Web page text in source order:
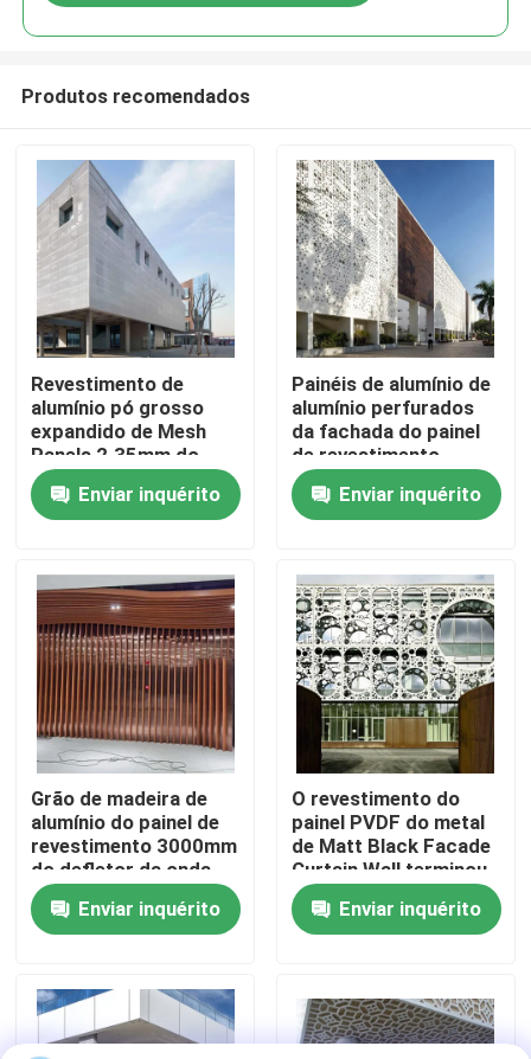
Produtos
Vídeos
Sobre Nós
Visita à fábrica
Controle de Qualidade
Contacte-nos
Notícias
Solicite uma cotação
Produtos recomendados
Revestimento de
alumínio pó grosso
expandido de Mesh
Panels 2.35mm do
metal revestido
Enviar inquérito
Painéis de alumínio de
alumínio perfurados
da fachada do painel
de revestimento
300x1200mm
Enviar inquérito
Grão de madeira de
alumínio do painel de
revestimento 3000mm
do defletor da onda
terminada
Enviar inquérito
O revestimento do
painel PVDF do metal
de Matt Black Facade
Curtain Wall terminou
Enviar inquérito